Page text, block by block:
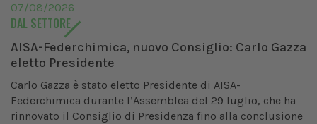
07/08/2026
DAL SETTORE
AISA-Federchimica, nuovo Consiglio: Carlo Gazza
eletto Presidente
Carlo Gazza è stato eletto Presidente di AISA-
Federchimica durante l’Assemblea del 29 luglio, che ha
rinnovato il Consiglio di Presidenza fino alla conclusione